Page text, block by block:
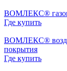
ВОМЛЕКС®
Где купить
ВОМЛЕКС®
покрытия
Где купить